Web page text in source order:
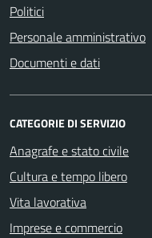
Politici
Personale amministrativo
Documenti e dati
CATEGORIE DI SERVIZIO
Anagrafe e stato civile
Cultura e tempo libero
Vita lavorativa
Imprese e commercio